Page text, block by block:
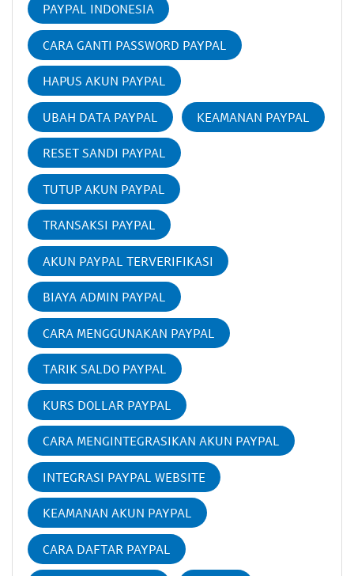
PAYPAL INDONESIA
CARA GANTI PASSWORD PAYPAL
HAPUS AKUN PAYPAL
UBAH DATA PAYPAL KEAMANAN PAYPAL
RESET SANDI PAYPAL
TUTUP AKUN PAYPAL
TRANSAKSI PAYPAL
AKUN PAYPAL TERVERIFIKASI
BIAYA ADMIN PAYPAL
CARA MENGGUNAKAN PAYPAL
TARIK SALDO PAYPAL
KURS DOLLAR PAYPAL
CARA MENGINTEGRASIKAN AKUN PAYPAL
INTEGRASI PAYPAL WEBSITE
KEAMANAN AKUN PAYPAL
CARA DAFTAR PAYPAL